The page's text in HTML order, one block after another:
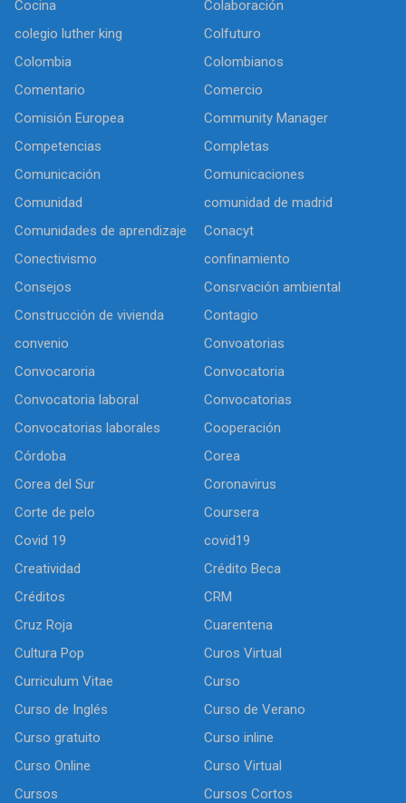
Cocina
Colaboración
colegio luther king
Colfuturo
Colombia
Colombianos
Comentario
Comercio
Comisión Europea
Community Manager
Competencias
Completas
Comunicación
Comunicaciones
Comunidad
comunidad de madrid
Comunidades de aprendizaje
Conacyt
Conectivismo
confinamiento
Consejos
Consrvación ambiental
Construcción de vivienda
Contagio
convenio
Convoatorias
Convocaroria
Convocatoria
Convocatoria laboral
Convocatorias
Convocatorias laborales
Cooperación
Córdoba
Corea
Corea del Sur
Coronavirus
Corte de pelo
Coursera
Covid 19
covid19
Creatividad
Crédito Beca
Créditos
CRM
Cruz Roja
Cuarentena
Cultura Pop
Curos Virtual
Curriculum Vitae
Curso
Curso de Inglés
Curso de Verano
Curso gratuito
Curso inline
Curso Online
Curso Virtual
Cursos
Cursos Cortos